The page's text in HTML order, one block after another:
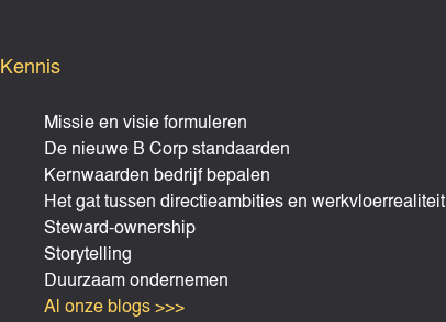
Kennis
Missie en visie formuleren
De nieuwe B Corp standaarden
Kernwaarden bedrijf bepalen
Het gat tussen directieambities en werkvloerrealiteit
Steward-ownership
Storytelling
Duurzaam ondernemen
Al onze blogs >>>